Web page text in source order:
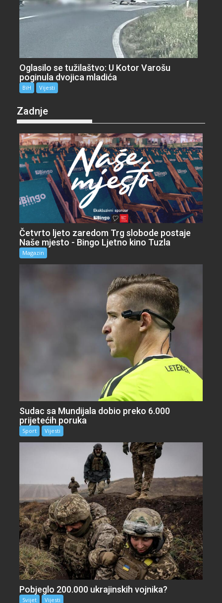
Oglasilo se tužilaštvo: U Kotor Varošu
poginula dvojica mladića
BiH Vijesti
Zadnje
Četvrto ljeto zaredom Trg slobode postaje
Naše mjesto - Bingo Ljetno kino Tuzla
Magazin
Sudac sa Mundijala dobio preko 6.000
prijetećih poruka
Sport Vijesti
Pobjeglo 200.000 ukrajinskih vojnika?
Svijet Vijesti